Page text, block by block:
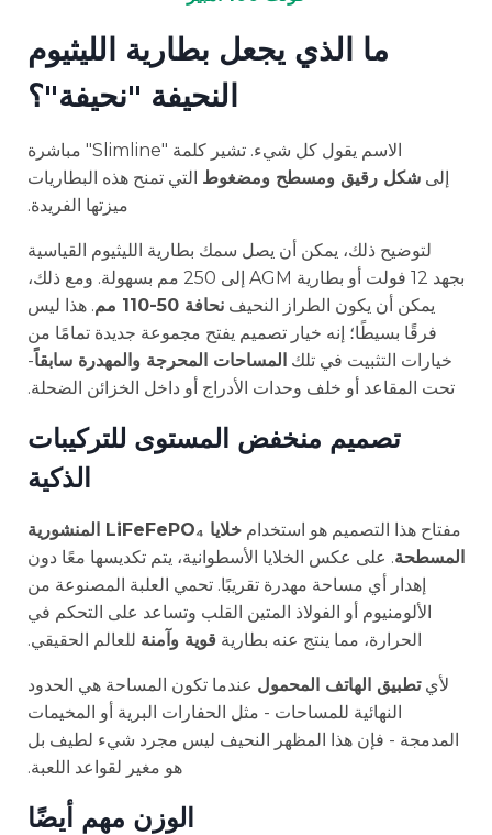
ما الذي يجعل بطارية الليثيوم
النحيفة "نحيفة"؟
الاسم يقول كل شيء. تشير كلمة "Slimline" مباشرة
إلى شكل رقيق ومسطح ومضغوط التي تمنح هذه البطاريات
ميزتها الفريدة.
لتوضيح ذلك، يمكن أن يصل سمك بطارية الليثيوم القياسية
بجهد 12 فولت أو بطارية AGM إلى 250 مم بسهولة. ومع ذلك،
يمكن أن يكون الطراز النحيف نحافة 50-110 مم
. هذا ليس
فرقًا بسيطًا؛ إنه خيار تصميم يفتح مجموعة جديدة تمامًا من
خيارات التثبيت في تلك المساحات المحرجة والمهدرة سابقاً-
تحت المقاعد أو خلف وحدات الأدراج أو داخل الخزائن الضحلة.
تصميم منخفض المستوى للتركيبات
الذكية
مفتاح هذا التصميم هو استخدام
خلايا LiFeFePO₄ المنشورية
المسطحة. على عكس الخلايا الأسطوانية، يتم تكديسها معًا دون
إهدار أي مساحة مهدرة تقريبًا. تحمي العلبة المصنوعة من
الألومنيوم أو الفولاذ المتين القلب وتساعد على التحكم في
الحرارة، مما ينتج عنه بطارية قوية وآمنة للعالم الحقيقي.
لأيتطبيق الهاتف المحمول عندما تكون المساحة هي الحدود
النهائية للمساحات - مثل الحفارات البرية أو المخيمات
المدمجة - فإن هذا المظهر النحيف ليس مجرد شيء لطيف بل
هو مغير لقواعد اللعبة.
الوزن مهم أيضًا